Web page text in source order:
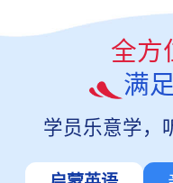
全方
满
学员乐意学，